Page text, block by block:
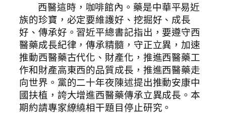
西醫這時，咖啡館內。藥是中華平易近
族的珍寶，必定要維護好、挖掘好、成長
好、傳承好。習近平總書記指出，要遵守西
醫藥成長紀律，傳承精髓，守正立異，加速
推動西醫藥古代化、財產化，推進西醫藥工
作和財產高東西的品質成長，推進西醫藥走
向世界。黨的二十年夜陳述提出推動安康中
國扶植，誇大增進西醫藥傳承立異成長。本
期約請專家繚繞相干題目停止研究。